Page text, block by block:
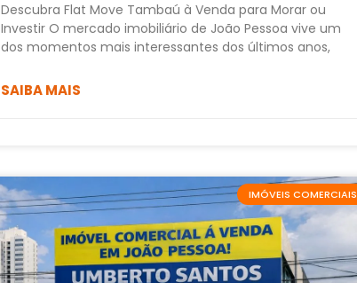
Descubra Flat Move Tambaú à Venda para Morar ou
Investir O mercado imobiliário de João Pessoa vive um
dos momentos mais interessantes dos últimos anos,
SAIBA MAIS
IMÓVEIS COMERCIAIS